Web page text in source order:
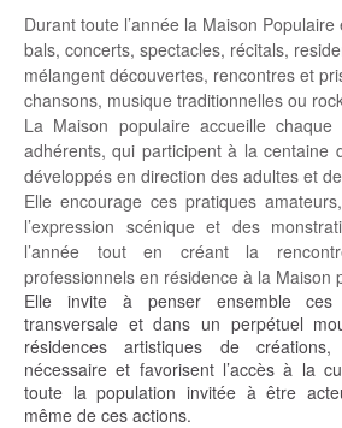
Durant toute l’année la Maison
bals, concerts, spectacles, récitals,
mélangent découvertes, rencontres et
chansons, musique traditionnelles ou
La Maison populaire accueille
adhérents, qui participent à la centaine
développés en direction des adultes et
Elle encourage ces pratiques
l’expression scénique et des
l’année tout en créant la
professionnels en résidence à la Maison
Elle invite à penser ensemble
transversale et dans un perpétuel
résidences artistiques de
nécessaire et favorisent l’accès à la
toute la population invitée à être
même de ces actions.